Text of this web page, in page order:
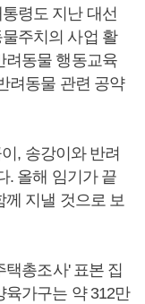
통령도 지난 대선
주치의 사업 활
동물 행동교육
려동물 관련 공약
, 송강이와 반려
. 올해 임기가 끝
께 지낼 것으로 보
총조사' 표본 집
육가구는 약 312만